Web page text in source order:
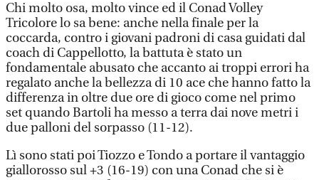
Chi molto osa, molto vince ed il Conad Volley
Tricolore lo sa bene: anche nella finale per la
coccarda, contro i giovani padroni di casa guidati dal
coach di Cappellotto, la battuta è stato un
fondamentale abusato che accanto ai troppi errori ha
regalato anche la bellezza di 10 ace che hanno fatto la
differenza in oltre due ore di gioco come nel primo
set quando Bartoli ha messo a terra dai nove metri i
due palloni del sorpasso (11-12).
Lì sono stati poi Tiozzo e Tondo a portare il vantaggio
giallorosso sul +3 (16-19) con una Conad che si è